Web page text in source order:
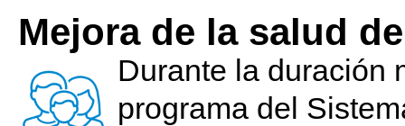
Mejora de la salud
Durante la duración
programa del